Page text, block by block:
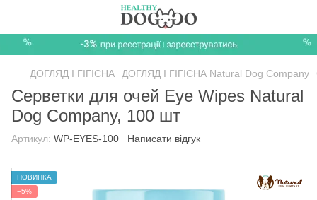
ДОГЛЯД І ГІГІЄНА ДОГЛЯД І ГІГІЄНА Natural Dog Company
Серветки для очей Eye Wipes Natural
Dog Company, 100 шт
Артикул: WP-EYES-100 Написати відгук
НОВИНКА
−5%